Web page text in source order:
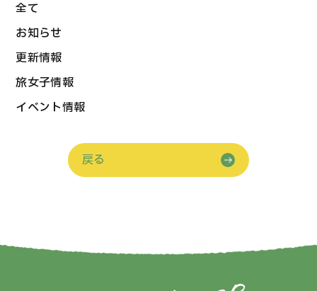
全て
お知らせ
更新情報
旅女子情報
イベント情報
戻る